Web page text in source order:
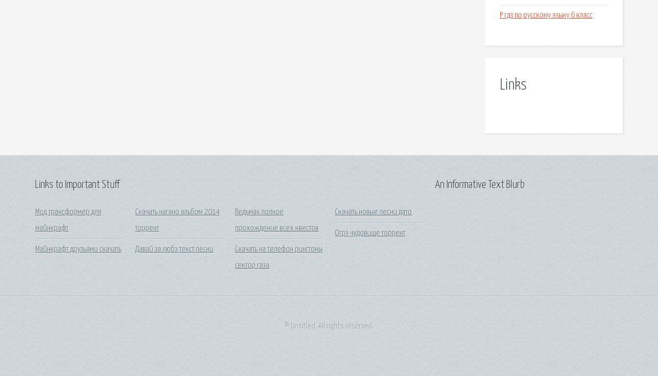
Р гдз по русскому языку 6 класс
Links
Links to Important Stuff
Мод трансформер для
майнкрафт
Майнкрафт друзьями скачать
Скачать нагано альбом 2014
торрент
Давай за любэ текст песни
Ведьмак полное
прохождение всех квестов
Скачать на телефон рингтоны
сектор газа
Скачать новые песни дато
Огрэ чудовище торрент
An Informative Text Blurb
© Untitled. All rights reserved.